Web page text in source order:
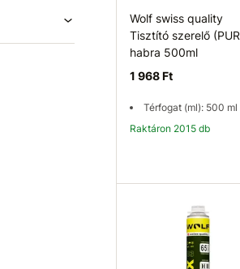
Wolf swiss quality
Tisztító szerelő
habra 500ml
1 968 Ft
Térfogat (ml): 500 ml
Raktáron 2015 db